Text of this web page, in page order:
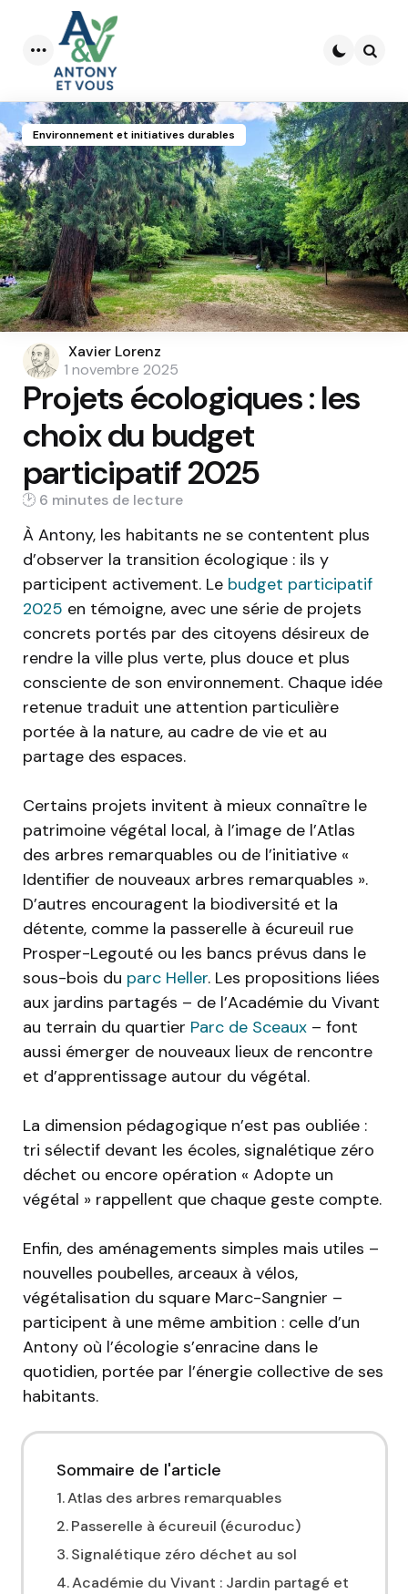
Menu
Environnement et initiatives durables
Posted
by
Xavier Lorenz
1 novembre 2025
Projets écologiques : les
choix du budget
participatif 2025
6 min
À Antony, les habitants ne se contentent plus
d’observer la transition écologique : ils y
participent activement. Le budget participatif
2025 en témoigne, avec une série de projets
concrets portés par des citoyens désireux de
rendre la ville plus verte, plus douce et plus
consciente de son environnement. Chaque idée
retenue traduit une attention particulière
portée à la nature, au cadre de vie et au
partage des espaces.
Certains projets invitent à mieux connaître le
patrimoine végétal local, à l’image de l’Atlas
des arbres remarquables ou de l’initiative «
Identifier de nouveaux arbres remarquables ».
D’autres encouragent la biodiversité et la
détente, comme la passerelle à écureuil rue
Prosper-Legouté ou les bancs prévus dans le
sous-bois du parc Heller. Les propositions liées
aux jardins partagés – de l’Académie du Vivant
au terrain du quartier Parc de Sceaux – font
aussi émerger de nouveaux lieux de rencontre
et d’apprentissage autour du végétal.
La dimension pédagogique n’est pas oubliée :
tri sélectif devant les écoles, signalétique zéro
déchet ou encore opération « Adopte un
végétal » rappellent que chaque geste compte.
Enfin, des aménagements simples mais utiles –
nouvelles poubelles, arceaux à vélos,
végétalisation du square Marc-Sangnier –
participent à une même ambition : celle d’un
Antony où l’écologie s’enracine dans le
quotidien, portée par l’énergie collective de ses
habitants.
Sommaire de l'article
Atlas des arbres remarquables
Passerelle à écureuil (écuroduc)
Signalétique zéro déchet au sol
Académie du Vivant : Jardin partagé et